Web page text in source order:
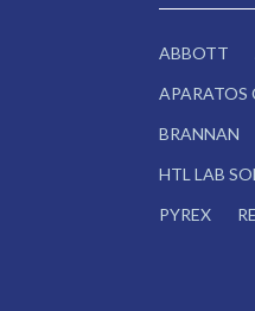
ABBOTT
APARATOS
BRANNAN
HTL LAB
PYREX